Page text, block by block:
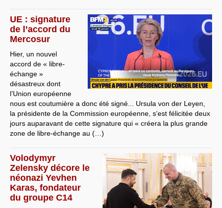
UE : signature
de l’accord du
Mercosur
Hier, un nouvel
accord de « libre-
échange »
désastreux dont
l’Union européenne
nous est coutumière a donc été signé... Ursula von der Leyen,
la présidente de la Commission européenne, s’est félicitée deux
jours auparavant de cette signature qui « créera la plus grande
zone de libre-échange au (…)
Volodymyr
Zelensky décore le
néonazi Yevhen
Karas, fondateur
du groupe C14